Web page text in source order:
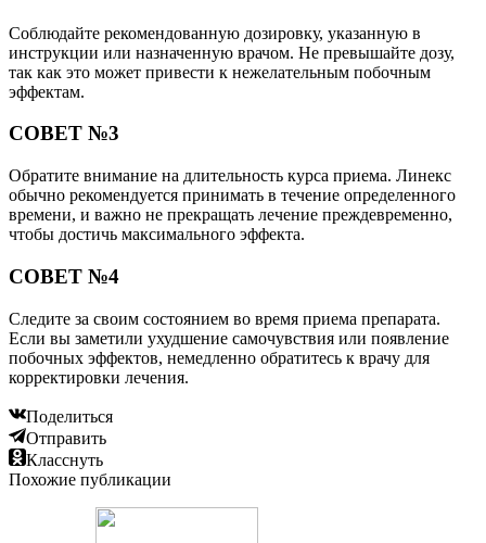
Соблюдайте рекомендованную дозировку, указанную в
инструкции или назначенную врачом. Не превышайте дозу,
так как это может привести к нежелательным побочным
эффектам.
СОВЕТ №3
Обратите внимание на длительность курса приема. Линекс
обычно рекомендуется принимать в течение определенного
времени, и важно не прекращать лечение преждевременно,
чтобы достичь максимального эффекта.
СОВЕТ №4
Следите за своим состоянием во время приема препарата.
Если вы заметили ухудшение самочувствия или появление
побочных эффектов, немедленно обратитесь к врачу для
корректировки лечения.
Поделиться
Отправить
Класснуть
Похожие публикации